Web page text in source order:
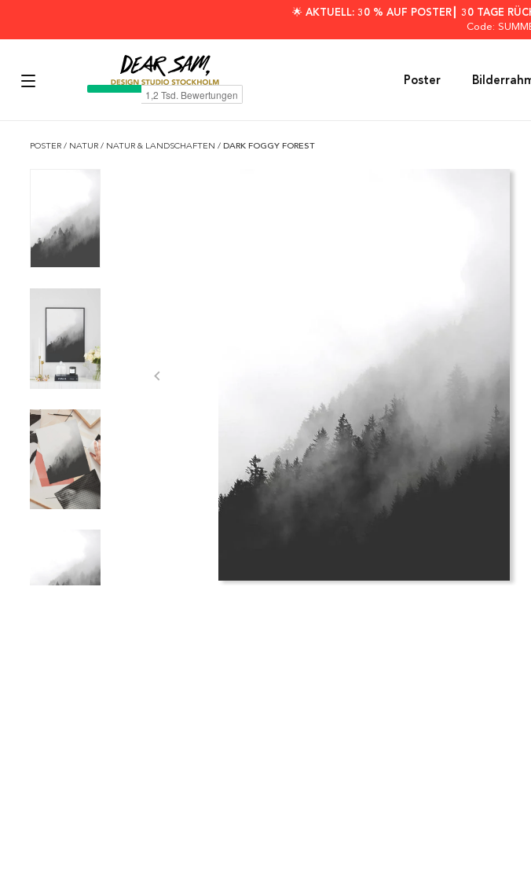
🌟 AKTUELL: 30 % AUF POSTER┃ 30 TAGE
Code:
Poster
POSTER / NATUR / NATUR & LANDSCHAFTEN / DARK FOGGY FOREST